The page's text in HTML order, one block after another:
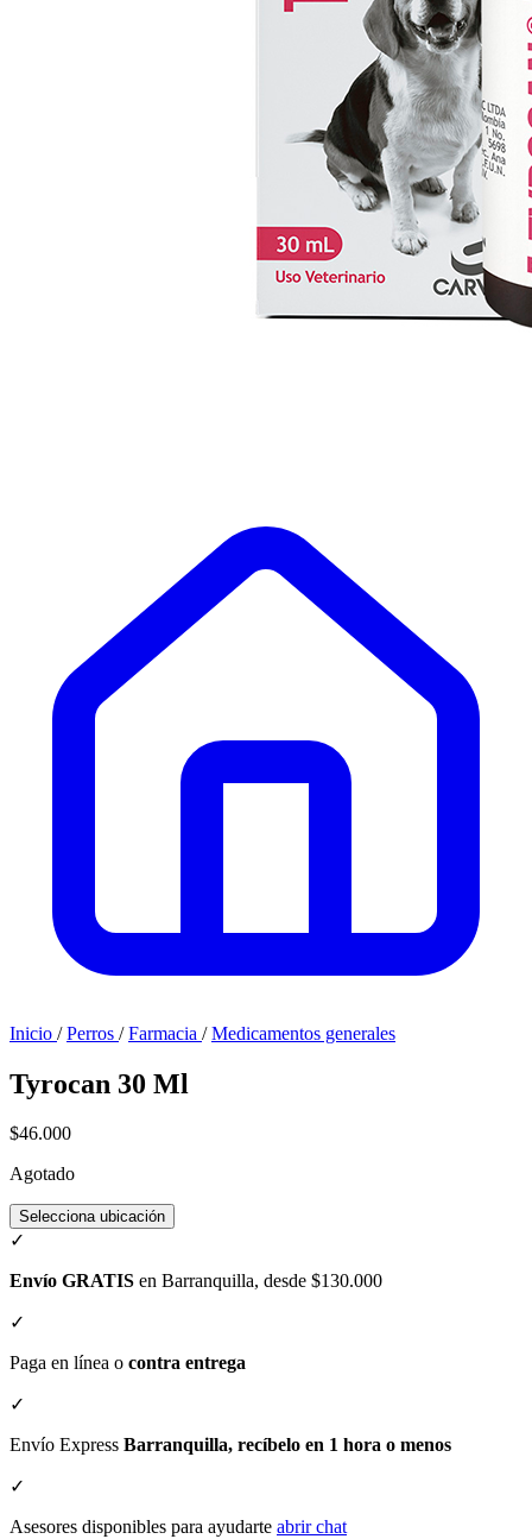
Inicio / Perros / Farmacia / Medicamentos generales
Tyrocan 30 Ml
$46.000
Agotado
Selecciona ubicación
✓
Envío GRATIS en Barranquilla, desde $130.000
✓
Paga en línea o contra entrega
✓
Envío Express Barranquilla, recíbelo en 1 hora o menos
✓
Asesores disponibles para ayudarte abrir chat